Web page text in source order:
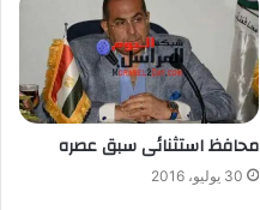
محافظ استثنائى سبق عصره
30 يوليو، 2016